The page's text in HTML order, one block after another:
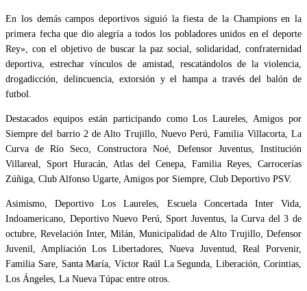
En los demás campos deportivos siguió la fiesta de la Champions en la
primera fecha que dio alegría a todos los pobladores unidos en el deporte
Rey», con el objetivo de buscar la paz social, solidaridad, confraternidad
deportiva, estrechar vínculos de amistad, rescatándolos de la violencia,
drogadicción, delincuencia, extorsión y el hampa a través del balón de
futbol.
Destacados equipos están participando como Los Laureles, Amigos por
Siempre del barrio 2 de Alto Trujillo, Nuevo Perú, Familia Villacorta, La
Curva de Río Seco, Constructora Noé, Defensor Juventus, Institución
Villareal, Sport Huracán, Atlas del Cenepa, Familia Reyes, Carrocerías
Zúñiga, Club Alfonso Ugarte, Amigos por Siempre, Club Deportivo PSV.
Asimismo, Deportivo Los Laureles, Escuela Concertada Inter Vida,
Indoamericano, Deportivo Nuevo Perú, Sport Juventus, la Curva del 3 de
octubre, Revelación Inter, Milán, Municipalidad de Alto Trujillo, Defensor
Juvenil, Ampliación Los Libertadores, Nueva Juventud, Real Porvenir,
Familia Sare, Santa María, Víctor Raúl La Segunda, Liberación, Corintias,
Los Ángeles, La Nueva Túpac entre otros.